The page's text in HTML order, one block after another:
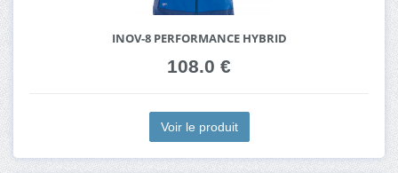
INOV-8 PERFORMANCE HYBRID
108.0 €
Voir le produit